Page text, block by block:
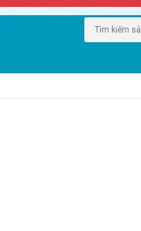
Thụ - Q.